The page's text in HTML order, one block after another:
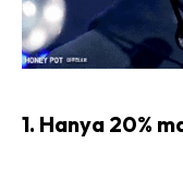
1. Hanya 20%